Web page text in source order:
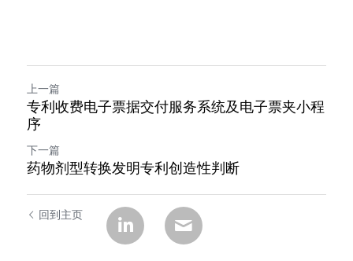
上一篇
专利收费电子票据交付服务系统及电子票夹小程
序
下一篇
药物剂型转换发明专利创造性判断
回到主页